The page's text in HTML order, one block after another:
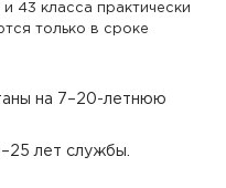
43 класса практически
только в сроке
на 7–20-летнюю
лет службы.